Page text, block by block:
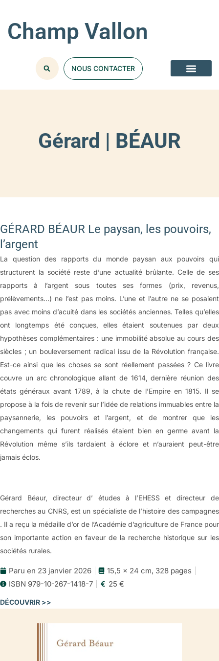
Champ Vallon
NOUS CONTACTER
Gérard | BÉAUR
GÉRARD BÉAUR Le paysan, les pouvoirs,
l’argent
La question des rapports du monde paysan aux pouvoirs qui
structurent la société reste d’une actualité brûlante. Celle de ses
rapports à l’argent sous toutes ses formes (prix, revenus,
prélèvements…) ne l’est pas moins. L’une et l’autre ne se posaient
pas avec moins d’acuité dans les sociétés anciennes. Telles qu’elles
ont longtemps été conçues, elles étaient soutenues par deux
hypothèses complémentaires : une immobilité absolue au cours des
siècles ; un bouleversement radical issu de la Révolution française.
Est-ce ainsi que les choses se sont réellement passées ? Ce livre
couvre un arc chronologique allant de 1614, dernière réunion des
états généraux avant 1789, à la chute de l’Empire en 1815. Il se
propose à la fois de revenir sur l’idée de relations immuables entre la
paysannerie, les pouvoirs et l’argent, et de montrer que les
changements qui furent réalisés étaient bien en germe avant la
Révolution même s’ils tardaient à éclore et n’auraient peut-être
jamais éclos.
Gérard Béaur, directeur d’ études à l’EHESS et directeur de
recherches au CNRS, est un spécialiste de l’histoire des campagnes
. Il a reçu la médaille d’or de l’Académie d’agriculture de France pour
son importante action en faveur de la recherche historique sur les
sociétés rurales.
Paru en 23 janvier 2026
15,5 x 24 cm, 328 pages
ISBN 979-10-267-1418-7
25 €
DÉCOUVRIR >>